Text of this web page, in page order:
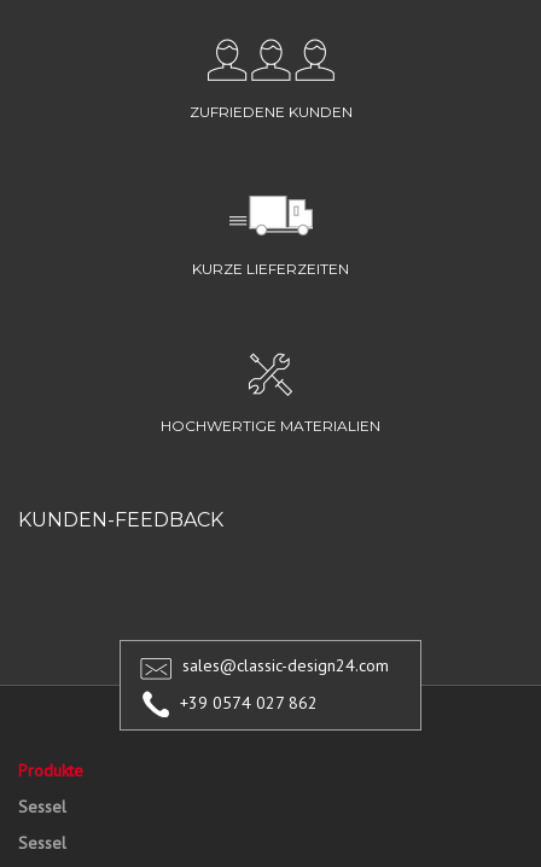
ZUFRIEDENE KUNDEN
KURZE LIEFERZEITEN
HOCHWERTIGE MATERIALIEN
KUNDEN-FEEDBACK
sales@classic-design24.com
+39 0574 027 862
Produkte
Sessel
Sessel